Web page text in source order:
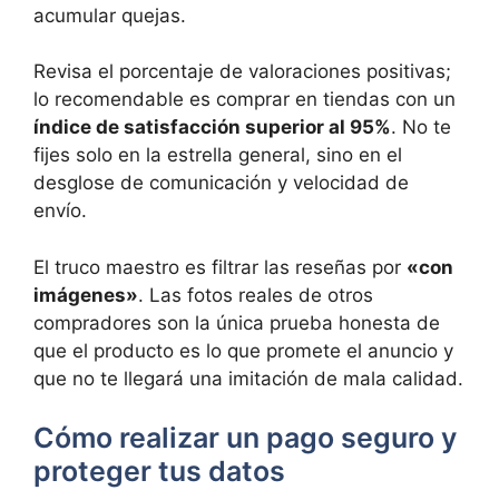
acumular quejas.
Revisa el porcentaje de valoraciones positivas;
lo recomendable es comprar en tiendas con un
índice de satisfacción superior al 95%. No te
fijes solo en la estrella general, sino en el
desglose de comunicación y velocidad de
envío.
El truco maestro es filtrar las reseñas por «con
imágenes». Las fotos reales de otros
compradores son la única prueba honesta de
que el producto es lo que promete el anuncio y
que no te llegará una imitación de mala calidad.
Cómo realizar un pago seguro y
proteger tus datos